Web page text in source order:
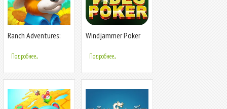
Ranch Adventures:
Подробнее...
Windjammer Poker
Подробнее...